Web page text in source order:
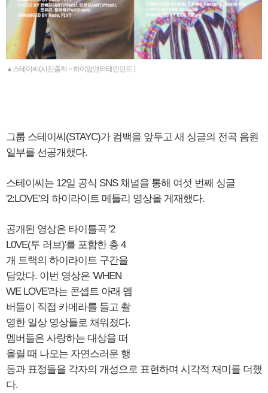
▲스테이씨(사진출처 = 하이업엔터테인먼트 )
그룹 스테이씨(STAYC)가 컴백을 앞두고 새 싱글의 전곡 음원
일부를 선공개했다.
스테이씨는 12일 공식 SNS 채널을 통해 여섯 번째 싱글
'2:LOVE'의 하이라이트 메들리 영상을 게재했다.
공개된 영상은 타이틀곡 '2
L0VE(투 러브)'를 포함한 총 4
개 트랙의 하이라이트 구간을
담았다. 이번 영상은 'WHEN
WE LOVE'라는 콘셉트 아래 멤
버들이 직접 카메라를 들고 촬
영한 일상 영상들로 채워졌다.
멤버들은 사랑하는 대상을 떠
올릴 때 나오는 자연스러운 행
동과 표정들을 각자의 개성으로 표현하며 시각적 재미를 더했
다.